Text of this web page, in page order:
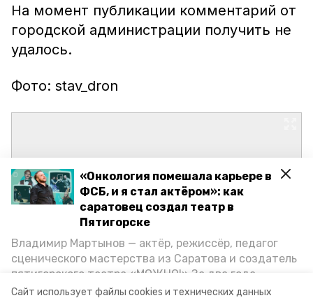
Сайт использует файлы cookies и технических данных
«Онкология помешала карьере в
ФСБ, и я стал актёром»: как
саратовец создал театр в
Пятигорске
Владимир Мартынов — актёр, режиссёр, педагог
сценического мастерства из Саратова и создатель
пятигорского театра «МОЖНО!» За два года
существования театр выпустил восемь спектаклей,
На момент публикации комментарий от
городской администрации получить не
удалось.
Фото: stav_dron